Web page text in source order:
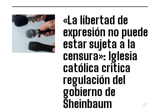
«La libertad de
expresión no puede
estar sujeta a la
censura»: Iglesia
católica critica
regulación del
gobierno de
Sheinbaum